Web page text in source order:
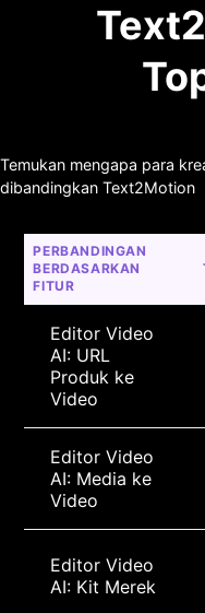
Temukan mengapa para
dibandingkan Text2Motion
PERBANDINGAN
BERDASARKAN
FITUR
Editor Video
AI: URL
Produk ke
Video
Editor Video
AI: Media ke
Video
Editor Video
AI: Kit Merek